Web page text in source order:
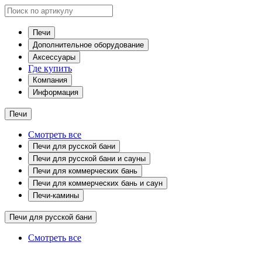
Печи
Дополнительное оборудование
Аксессуары
Где купить
Компания
Информация
Печи
Смотреть все
Печи для русской бани
Печи для русской бани и сауны
Печи для коммерческих бань
Печи для коммерческих бань и саун
Печи-камины
Печи для русской бани
Смотреть все